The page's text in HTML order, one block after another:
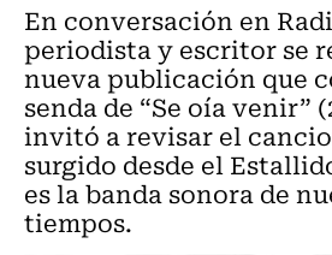
En conversación en
periodista y escritor se
nueva publicación que
senda de “Se oía venir”
invitó a revisar el
surgido desde el
es la banda sonora de
tiempos.